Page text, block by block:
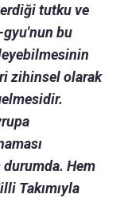
tutku ve
gyu'nun bu
zihinsel olarak
Hem
Takımıyla